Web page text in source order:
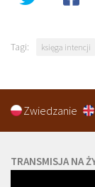
Tagi: księga intencji
Zwiedzanie
TRANSMISJA NA